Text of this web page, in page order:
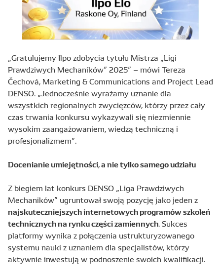
„Gratulujemy Ilpo zdobycia tytułu Mistrza „Ligi
Prawdziwych Mechaników” 2025” – mówi Tereza
Čechová, Marketing & Communications and Project Lead
DENSO. „Jednocześnie wyrażamy uznanie dla
wszystkich regionalnych zwycięzców, którzy przez cały
czas trwania konkursu wykazywali się niezmiennie
wysokim zaangażowaniem, wiedzą techniczną i
profesjonalizmem”.
Docenianie umiejętności, a nie tylko samego udziału
Z biegiem lat konkurs DENSO „Liga Prawdziwych
Mechaników” ugruntował swoją pozycję jako jeden z
najskuteczniejszych internetowych programów szkoleń
technicznych na rynku części zamiennych. Sukces
platformy wynika z połączenia ustrukturyzowanego
systemu nauki z uznaniem dla specjalistów, którzy
aktywnie inwestują w podnoszenie swoich kwalifikacji.